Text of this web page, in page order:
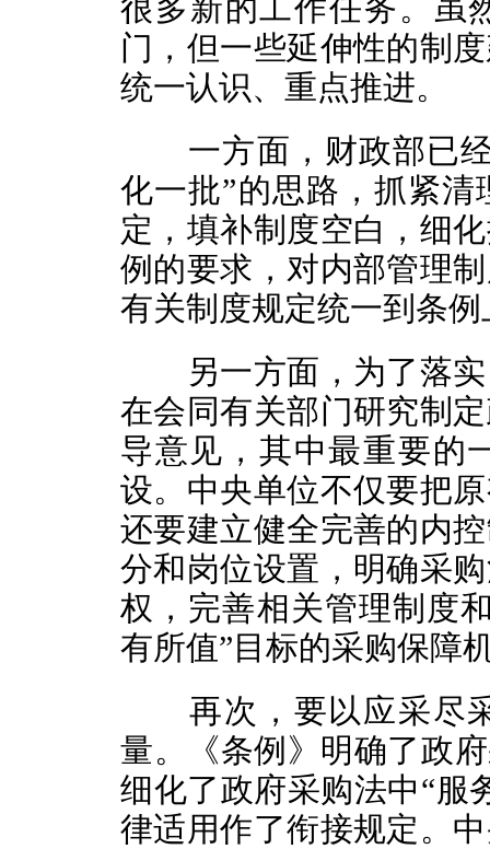
很多新的工作任务。虽
门，但一些延伸性的制
统一认识、重点推进。
一方面，财政部已经
化一批”的思路，抓紧
定，填补制度空白，细
例的要求，对内部管理
有关制度规定统一到条
另一方面，为了落实
在会同有关部门研究制
导意见，其中最重要的
设。中央单位不仅要把
还要建立健全完善的内
分和岗位设置，明确采
权，完善相关管理制度
有所值”目标的采购保障
再次，要以应采尽采
量。《条例》明确了政
细化了政府采购法中“服
律适用作了衔接规定。